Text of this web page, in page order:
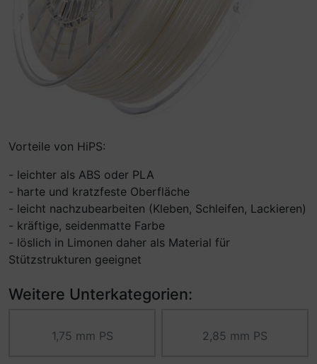
Vorteile von HiPS:
- leichter als ABS oder PLA
- harte und kratzfeste Oberfläche
- leicht nachzubearbeiten (Kleben, Schleifen, Lackieren)
- kräftige, seidenmatte Farbe
- löslich in Limonen daher als Material für
Stützstrukturen geeignet
Weitere Unterkategorien:
1,75 mm PS 2,85 mm PS